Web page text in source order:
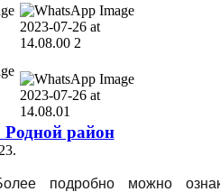
Родной район
.
подробно можно